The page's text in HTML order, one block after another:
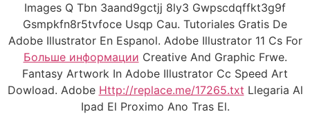
Images Q Tbn 3aand9gctjj 8ly3 Gwpscdqffkt3g9f
Gsmpkfn8r5tvfoce Usqp Cau. Tutoriales Gratis De
Adobe Illustrator En Espanol. Adobe Illustrator 11 Cs For
Больше информации Creative And Graphic Frwe.
Fantasy Artwork In Adobe Illustrator Cc Speed Art
Dowload. Adobe Http://replace.me/17265.txt Llegaria Al
Ipad El Proximo Ano Tras El.